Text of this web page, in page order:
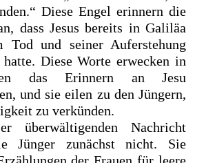
Diese Engel erinnern die
dass Jesus bereits in Galiläa
Tod und seiner Auferstehung
hatte. Diese Worte erwecken in
das Erinnern an Jesu
und sie eilen zu den Jüngern,
zu verkünden.
überwältigenden Nachricht
Jünger zunächst nicht. Sie